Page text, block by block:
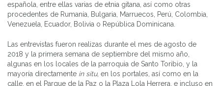
española, entre ellas varias de etnia gitana, así como otras
procedentes de Rumanía, Bulgaria, Marruecos, Perú, Colombia,
Venezuela, Ecuador, Bolivia o República Dominicana.
Las entrevistas fueron realizas durante el mes de agosto de
2018 y la primera semana de septiembre del mismo año,
algunas en los locales de la parroquia de Santo Toribio, y la
mayoría directamente in situ, en los portales, así como en la
calle, en el Parque de la Paz o la Plaza Lola Herrera, e incluso en